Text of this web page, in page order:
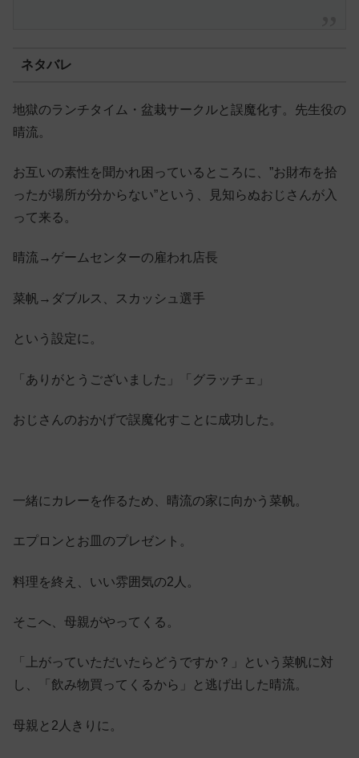
ネタバレ
地獄のランチタイム・盆栽サークルと誤魔化す。先生役の
晴流。
お互いの素性を聞かれ困っているところに、”お財布を拾
ったが場所が分からない”という、見知らぬおじさんが入
って来る。
晴流→ゲームセンターの雇われ店長
菜帆→ダブルス、スカッシュ選手
という設定に。
「ありがとうございました」「グラッチェ」
おじさんのおかげで誤魔化すことに成功した。
一緒にカレーを作るため、晴流の家に向かう菜帆。
エプロンとお皿のプレゼント。
料理を終え、いい雰囲気の2人。
そこへ、母親がやってくる。
「上がっていただいたらどうですか？」という菜帆に対
し、「飲み物買ってくるから」と逃げ出した晴流。
母親と2人きりに。